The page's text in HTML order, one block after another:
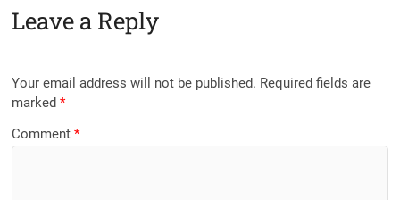
Leave a Reply
Your email address will not be published. Required fields are
marked*
Comment*